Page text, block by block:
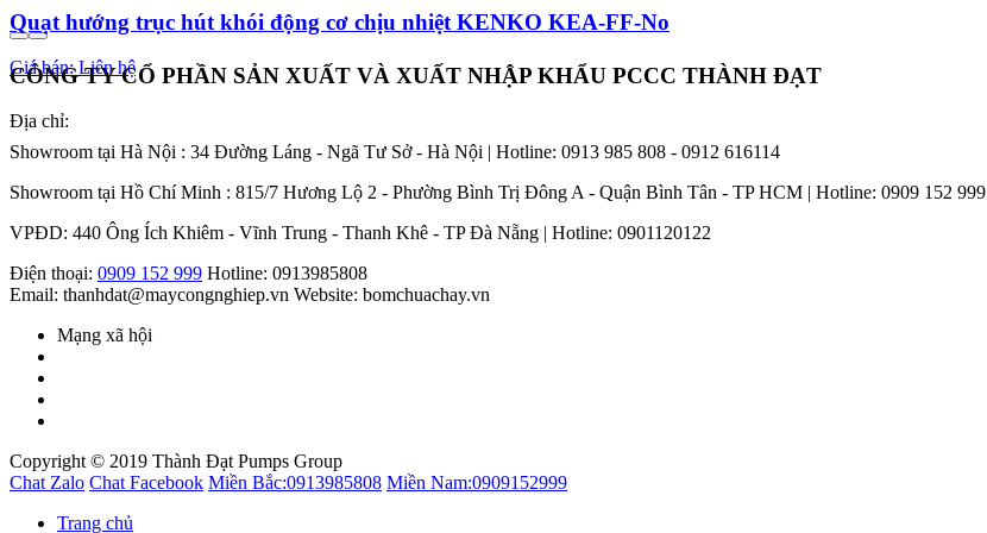
Quạt hướng trục hút khói động cơ chịu nhiệt KENKO KEA-FF-No
Giá bán: Liên hệ
CÔNG TY CỔ PHẦN SẢN XUẤT VÀ XUẤT NHẬP KHẨU PCCC THÀNH ĐẠT
Địa chỉ:
Showroom tại Hà Nội : 34 Đường Láng - Ngã Tư Sở - Hà Nội | Hotline: 0913 985 808 - 0912 616114
Showroom tại Hồ Chí Minh : 815/7 Hương Lộ 2 - Phường Bình Trị Đông A - Quận Bình Tân - TP HCM | Hotline: 0909 152 999
VPĐD: 440 Ông Ích Khiêm - Vĩnh Trung - Thanh Khê - TP Đà Nẵng | Hotline: 0901120122
Điện thoại: 0909 152 999 Hotline: 0913985808
Email: thanhdat@maycongnghiep.vn Website: bomchuachay.vn
Mạng xã hội
Copyright © 2019 Thành Đạt Pumps Group
Chat Zalo Chat Facebook Miền Bắc:0913985808 Miền Nam:0909152999
Trang chủ